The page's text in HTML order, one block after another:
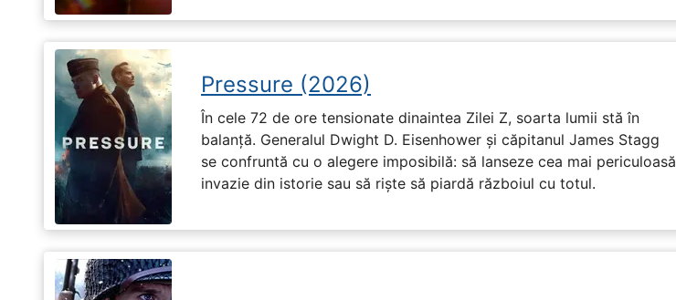
Pressure (2026)
În cele 72 de ore tensionate dinaintea Zilei Z, soarta lumii stă în
balanță. Generalul Dwight D. Eisenhower și căpitanul James Stagg
se confruntă cu o alegere imposibilă: să lanseze cea mai periculoasă
invazie din istorie sau să riște să piardă războiul cu totul.